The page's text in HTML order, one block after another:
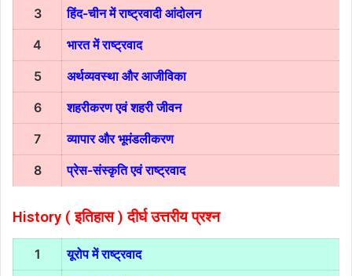
3
हिंद-चीन में राष्ट्रवादी आंदोलन
4
भारत में राष्ट्रवाद
5
अर्थव्यवस्था और आजीविका
6
शहरीकरण एवं शहरी जीवन
7
व्यापार और भूमंडलीकरण
8
प्रेस-संस्कृति एवं राष्ट्रवाद
History ( इतिहास )दीर्घ उत्तरीय प्रश्न
1
यूरोप में राष्ट्रवाद